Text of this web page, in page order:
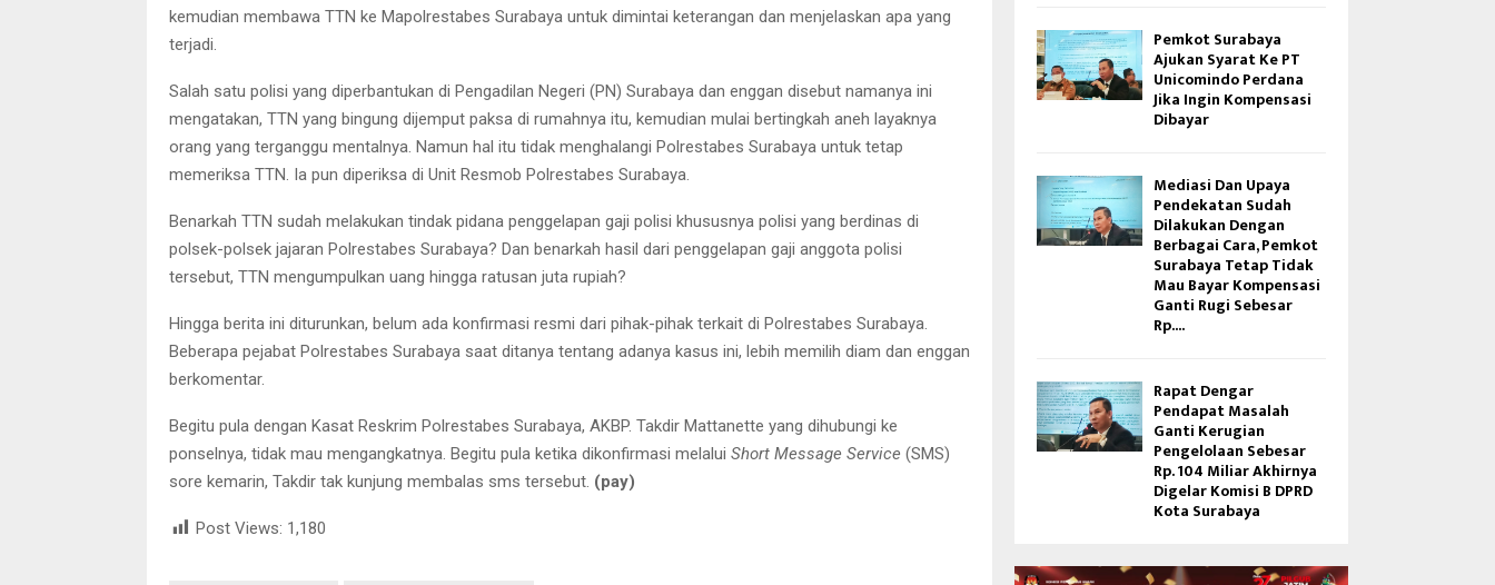
kemudian membawa TTN ke Mapolrestabes Surabaya untuk dimintai keterangan dan menjelaskan apa yang
terjadi.
Salah satu polisi yang diperbantukan di Pengadilan Negeri (PN) Surabaya dan enggan disebut namanya ini
mengatakan, TTN yang bingung dijemput paksa di rumahnya itu, kemudian mulai bertingkah aneh layaknya
orang yang terganggu mentalnya. Namun hal itu tidak menghalangi Polrestabes Surabaya untuk tetap
memeriksa TTN. Ia pun diperiksa di Unit Resmob Polrestabes Surabaya.
Benarkah TTN sudah melakukan tindak pidana penggelapan gaji polisi khususnya polisi yang berdinas di
polsek-polsek jajaran Polrestabes Surabaya? Dan benarkah hasil dari penggelapan gaji anggota polisi
tersebut, TTN mengumpulkan uang hingga ratusan juta rupiah?
Hingga berita ini diturunkan, belum ada konfirmasi resmi dari pihak-pihak terkait di Polrestabes Surabaya.
Beberapa pejabat Polrestabes Surabaya saat ditanya tentang adanya kasus ini, lebih memilih diam dan enggan
berkomentar.
Begitu pula dengan Kasat Reskrim Polrestabes Surabaya, AKBP. Takdir Mattanette yang dihubungi ke
ponselnya, tidak mau mengangkatnya. Begitu pula ketika dikonfirmasi melalui Short Message Service (SMS)
sore kemarin, Takdir tak kunjung membalas sms tersebut. (pay)
Post Views: 1,180
Pemkot Surabaya
Ajukan Syarat Ke PT
Unicomindo Perdana
Jika Ingin Kompensasi
Dibayar
Mediasi Dan Upaya
Pendekatan Sudah
Dilakukan Dengan
Berbagai Cara, Pemkot
Surabaya Tetap Tidak
Mau Bayar Kompensasi
Ganti Rugi Sebesar
Rp....
Rapat Dengar
Pendapat Masalah
Ganti Kerugian
Pengelolaan Sebesar
Rp. 104 Miliar Akhirnya
Digelar Komisi B DPRD
Kota Surabaya